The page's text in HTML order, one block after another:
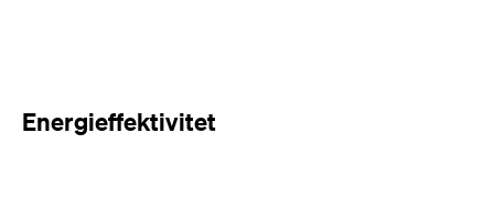
Energieffektivitet